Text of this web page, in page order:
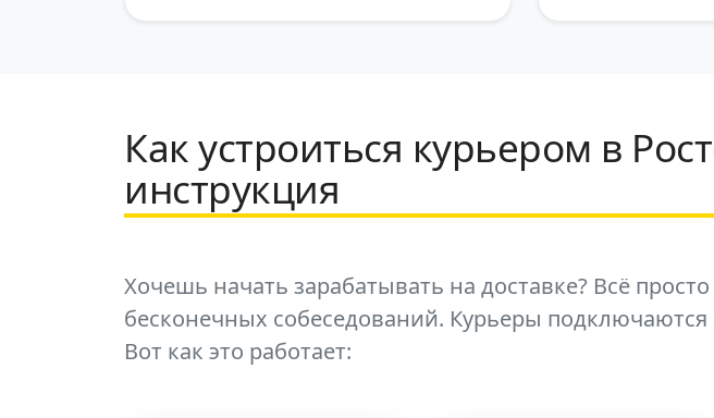
Как устроиться курьером в
инструкция
Хочешь начать зарабатывать на доставке? Всё
бесконечных собеседований. Курьеры
Вот как это работает: